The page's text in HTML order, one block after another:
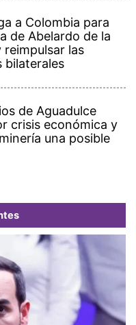
a Colombia para
de Abelardo de la
reimpulsar las
bilaterales
de Aguadulce
crisis económica y
una posible